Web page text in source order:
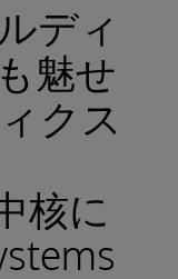
ディ
魅せ
クス
核に